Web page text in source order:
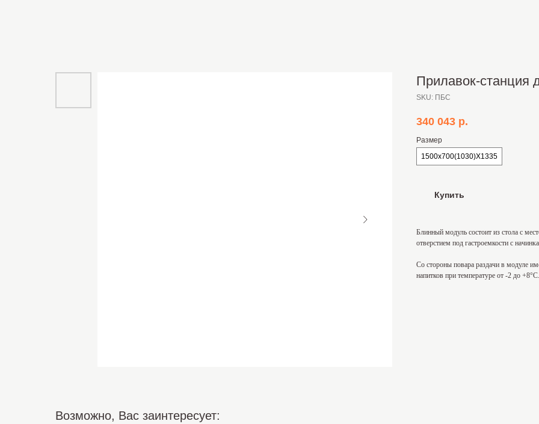
Прилавок-станция
SKU: ПБС
340 043 р.
Размер
1500х700(1030)Х1335
Купить
Блинный модуль состоит из стола с
отверстием под гастроемкости с
Со стороны повара раздачи в модуле
напитков при температуре от -2 до +8°С.
Возможно, Вас заинтересует: